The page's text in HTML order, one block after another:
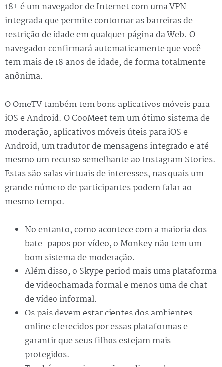
18+ é um navegador de Internet com uma VPN
integrada que permite contornar as barreiras de
restrição de idade em qualquer página da Web. O
navegador confirmará automaticamente que você
tem mais de 18 anos de idade, de forma totalmente
anônima.
O OmeTV também tem bons aplicativos móveis para
iOS e Android. O CooMeet tem um ótimo sistema de
moderação, aplicativos móveis úteis para iOS e
Android, um tradutor de mensagens integrado e até
mesmo um recurso semelhante ao Instagram Stories.
Estas são salas virtuais de interesses, nas quais um
grande número de participantes podem falar ao
mesmo tempo.
No entanto, como acontece com a maioria dos
bate-papos por vídeo, o Monkey não tem um
bom sistema de moderação.
Além disso, o Skype period mais uma plataforma
de videochamada formal e menos uma de chat
de vídeo informal.
Os pais devem estar cientes dos ambientes
online oferecidos por essas plataformas e
garantir que seus filhos estejam mais
protegidos.